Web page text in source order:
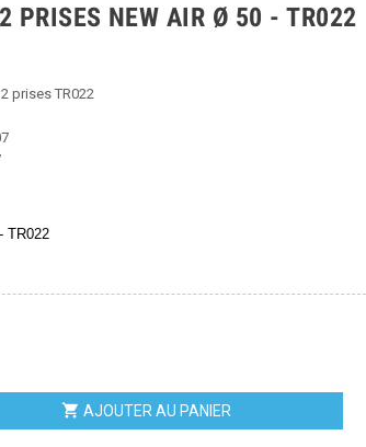
PRISES NEW AIR Ø 50 - TR022
prises TR022
TR022
shopping_cart AJOUTER AU PANIER